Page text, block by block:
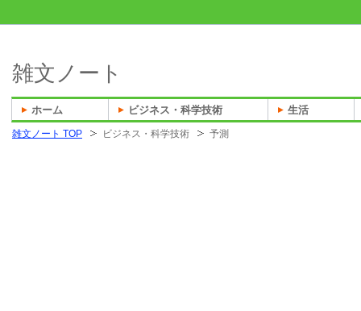
雑文ノート TOP ビジネス・科学技術 予測
雑文ノート
ホーム ビジネス・科学技術 生活